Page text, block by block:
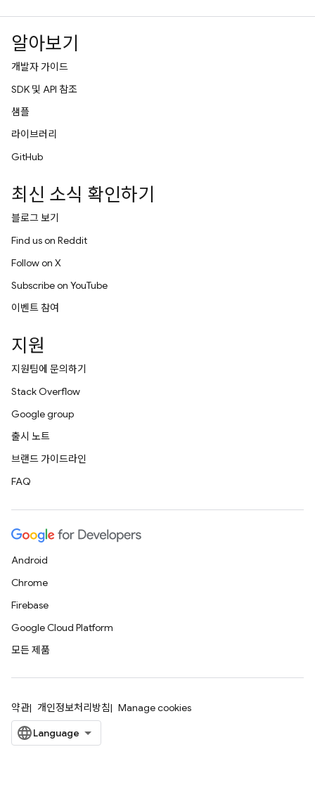
알아보기
개발자 가이드
SDK 및 API 참조
샘플
라이브러리
GitHub
최신 소식 확인하기
블로그 보기
Find us on Reddit
Follow on X
Subscribe on YouTube
이벤트 참여
지원
지원팀에 문의하기
Stack Overflow
Google group
출시 노트
브랜드 가이드라인
FAQ
Android
Chrome
Firebase
Google Cloud Platform
모든 제품
약관 개인정보처리방침 Manage cookies